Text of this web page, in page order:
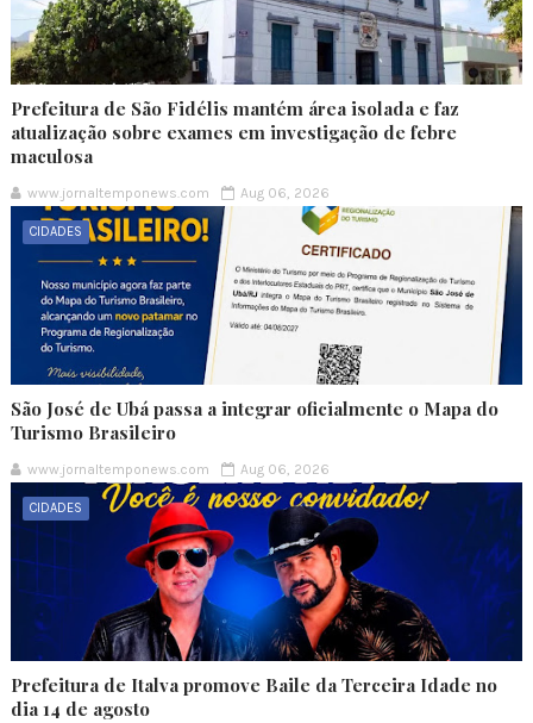
Prefeitura de São Fidélis mantém área isolada e faz
atualização sobre exames em investigação de febre
maculosa
www.jornaltemponews.com Aug 06, 2026
CIDADES
São José de Ubá passa a integrar oficialmente o Mapa do
Turismo Brasileiro
www.jornaltemponews.com Aug 06, 2026
CIDADES
Prefeitura de Italva promove Baile da Terceira Idade no
dia 14 de agosto